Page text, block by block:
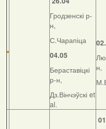
Гродзенскі р-
н,
С.Чарапіца
04.05
Бераставіцкі
р-н,
Дз.Вінчэўскі et
al.
н,